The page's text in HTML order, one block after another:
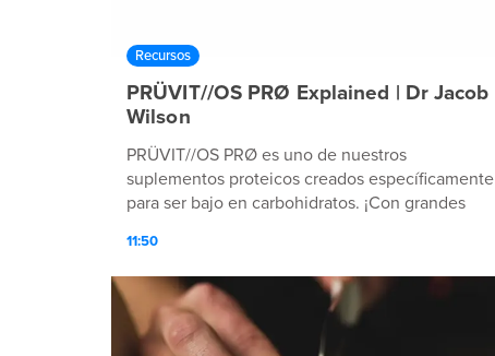
Recursos
PRÜVIT//OS PRØ Explained | Dr Jacob
Wilson
PRÜVIT//OS PRØ es uno de nuestros
suplementos proteicos creados específicamente
para ser bajo en carbohidratos. ¡Con grandes
lo MEJOR se convertirá seguro en uno de los
elementos de tu rutina diaria!
11:50